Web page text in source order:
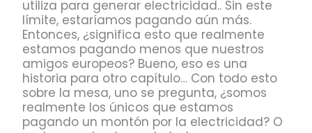
utiliza para generar electricidad.. Sin este
límite, estaríamos pagando aún más.
Entonces, ¿significa esto que realmente
estamos pagando menos que nuestros
amigos europeos? Bueno, eso es una
historia para otro capítulo… Con todo esto
sobre la mesa, uno se pregunta, ¿somos
realmente los únicos que estamos
pagando un montón por la electricidad? O